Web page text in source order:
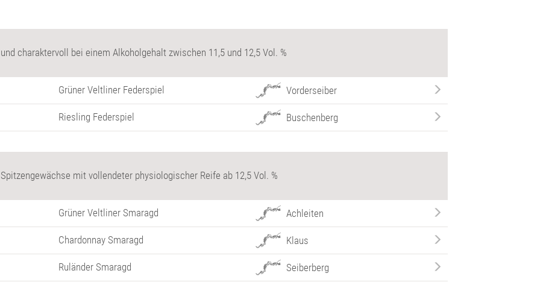
charaktervoll bei einem Alkoholgehalt zwischen 11,5 und 12,5 Vol. %
Grüner Veltliner Federspiel Vorderseiber
Riesling Federspiel Buschenberg
mit vollendeter physiologischer Reife ab 12,5 Vol. %
Grüner Veltliner Smaragd Achleiten
Chardonnay Smaragd Klaus
Ruländer Smaragd Seiberberg